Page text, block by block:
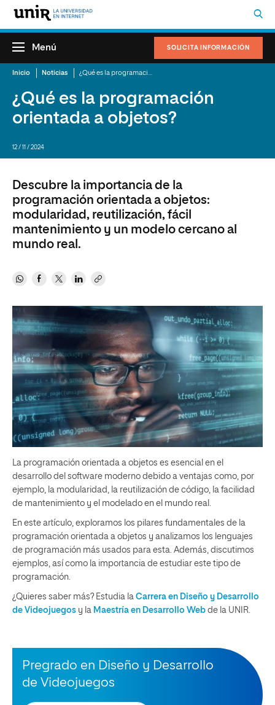
SOLICITA INFORMACIÓN
Menú
Inicio Noticias
¿Qué es la programación
orientada a objetos?
12 / 11 / 2024
Descubre la importancia de la
programación orientada a objetos:
modularidad, reutilización, fácil
mantenimiento y un modelo cercano al
mundo real.
La programación orientada a objetos es esencial en el
desarrollo del software moderno debido a ventajas como, por
ejemplo, la modularidad, la reutilización de código, la facilidad
de mantenimiento y el modelado en el mundo real.
En este artículo, exploramos los pilares fundamentales de la
programación orientada a objetos y analizamos los lenguajes
de programación más usados para esta. Además, discutimos
ejemplos, así como la importancia de estudiar este tipo de
programación.
¿Quieres saber más? Estudia la Carrera en Diseño y Desarrollo
de Videojuegos y la Maestría en Desarrollo Web de la UNIR.
Pregrado en Diseño y Desarrollo
de Videojuegos